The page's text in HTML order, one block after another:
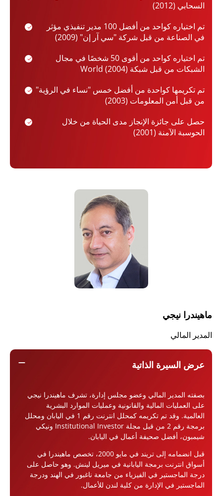
السحابي (2012)
تم اختياره كواحد من أفضل 100 مدير تنفيذي مؤثر
في الصناعة من قبل شركة "سي آر إن" (2009)
تم اختياره كواحد من أقوى 50 شخصًا في مجال
الشبكات من قبل شبكة World (2004)
تم تكريمها كواحدة من أفضل خمس "نساء في الرؤية"
من قبل أمن المعلومات (2003)
حصل على جائزة الإنجاز مدى الحياة من خلال
الحوسبة الآمنة (2001)
ماهيندرا نيجي
المدير المالي
عرض السيرة الذاتية remove
بصفته المدير المالي وعضو مجلس إدارة، تشرف ماهيندرا نيجي
على العمليات المالية والقانونية وعمليات الموارد البشرية
العالمية. وقد تم تكريمه كمحلل انترنت رقم 1 في اليابان ومحلل
برمجة رقم 2 من قبل مجلة Institutional Investor ونيكي
شيمبون، أفضل صحيفة أعمال في اليابان.
قبل انضمامه إلى تريند في مايو 2000، تخصص ماهيندرا في
أسواق انترنت برمجة اليابانية في ميريل لينش. وهو حاصل على
درجة الماجستير في الفيزياء من جامعة ناغبور في الهند ودرجة
الماجستير في الإدارة من كلية لندن للأعمال.